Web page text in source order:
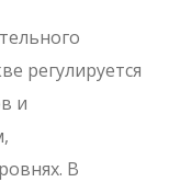
регулируется
и
В